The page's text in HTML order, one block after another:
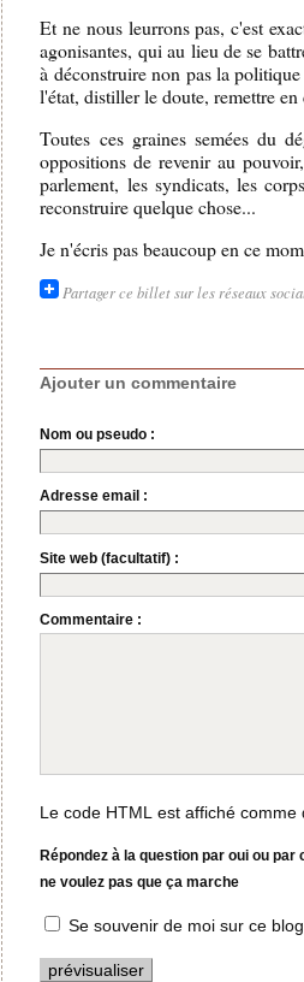
Et ne nous leurrons pas, c'est
agonisantes, qui au lieu de se
à déconstruire non pas la
l'état, distiller le doute, remettre
Toutes ces graines semées du
oppositions de revenir au
parlement, les syndicats, les
reconstruire quelque chose...
Je n'écris pas beaucoup en ce
Partager ce billet sur les réseaux
Ajouter un commentaire
Nom ou pseudo :
Adresse email :
Site web (facultatif) :
Commentaire :
Le code HTML est affiché
Répondez à la question par oui ou
ne voulez pas que ça marche
Se souvenir de moi sur ce blog